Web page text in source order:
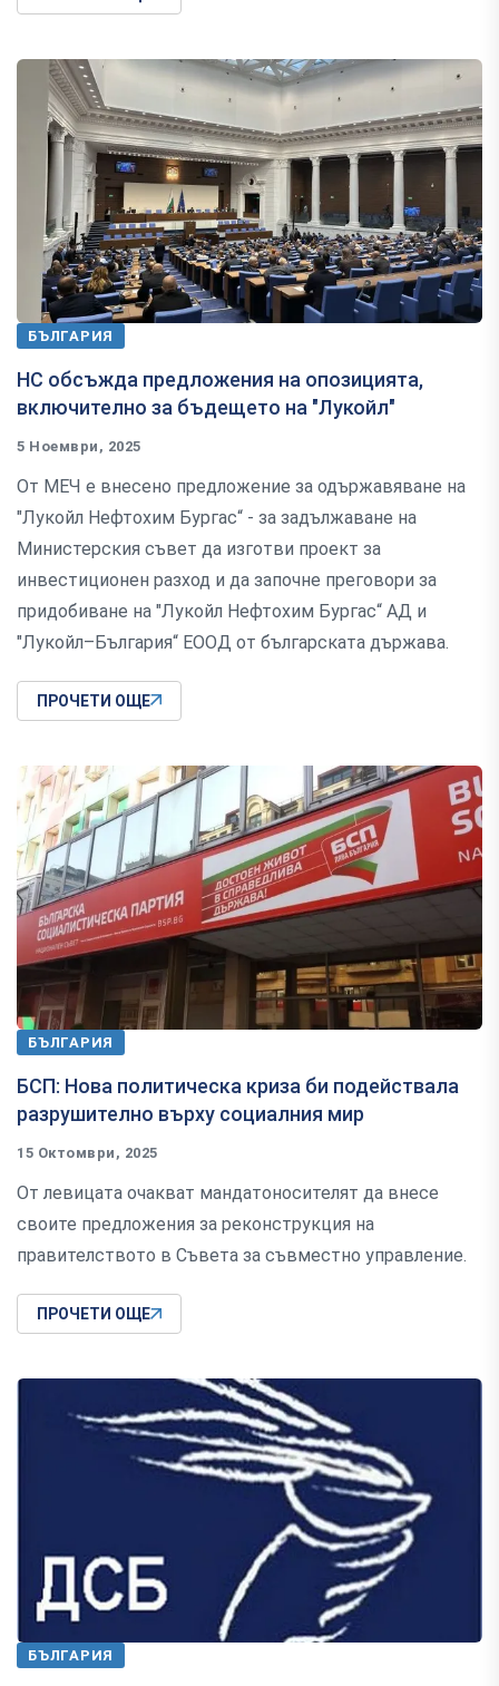
БЪЛГАРИЯ
НС обсъжда предложения на опозицията,
включително за бъдещето на "Лукойл"
5 Ноември, 2025
От МЕЧ е внесено предложение за одържавяване на
"Лукойл Нефтохим Бургас“ - за задължаване на
Министерския съвет да изготви проект за
инвестиционен разход и да започне преговори за
придобиване на "Лукойл Нефтохим Бургас“ АД и
"Лукойл–България“ ЕООД от българската държава.
ПРОЧЕТИ ОЩЕ
БЪЛГАРИЯ
БСП: Нова политическа криза би подействала
разрушително върху социалния мир
15 Октомври, 2025
От левицата очакват мандатоносителят да внесе
своите предложения за реконструкция на
правителството в Съвета за съвместно управление.
ПРОЧЕТИ ОЩЕ
БЪЛГАРИЯ